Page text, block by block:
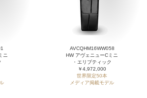
ニ
AVCQHM16WW058
HW アヴェニューCミニ
・エリプティック
￥4,972,000
世界限定50本
メディア掲載モデル